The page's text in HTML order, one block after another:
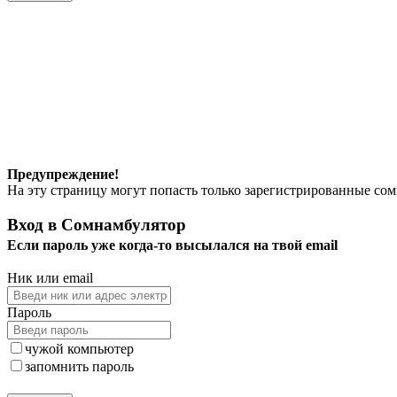
Предупреждение!
На эту страницу могут попасть только зарегистрированные
Вход в Сомнамбулятор
Если пароль уже когда-то высылался на твой email
Ник или email
Пароль
чужой компьютер
запомнить пароль